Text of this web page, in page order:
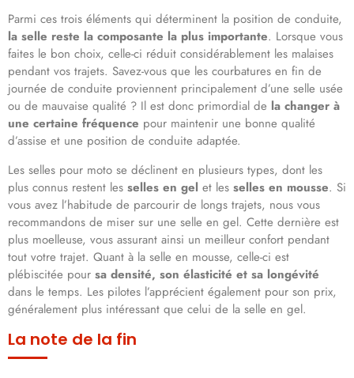
Parmi ces trois éléments qui déterminent la position de conduite,
la selle reste la composante la plus importante. Lorsque vous
faites le bon choix, celle-ci réduit considérablement les malaises
pendant vos trajets. Savez-vous que les courbatures en fin de
journée de conduite proviennent principalement d’une selle usée
ou de mauvaise qualité ? Il est donc primordial de la changer à
une certaine fréquence pour maintenir une bonne qualité
d’assise et une position de conduite adaptée.
Les selles pour moto se déclinent en plusieurs types, dont les
plus connus restent les selles en gel et les selles en mousse. Si
vous avez l’habitude de parcourir de longs trajets, nous vous
recommandons de miser sur une selle en gel. Cette dernière est
plus moelleuse, vous assurant ainsi un meilleur confort pendant
tout votre trajet. Quant à la selle en mousse, celle-ci est
plébiscitée pour sa densité, son élasticité et sa longévité
dans le temps. Les pilotes l’apprécient également pour son prix,
généralement plus intéressant que celui de la selle en gel.
La note de la fin